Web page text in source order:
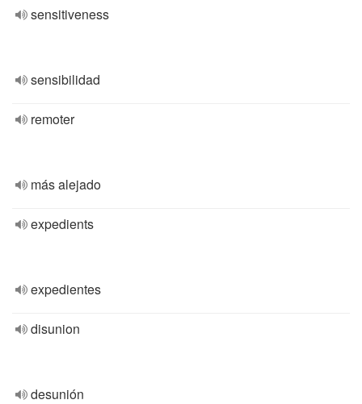
sensitiveness
sensibilidad
remoter
más alejado
expedients
expedientes
disunion
desunión